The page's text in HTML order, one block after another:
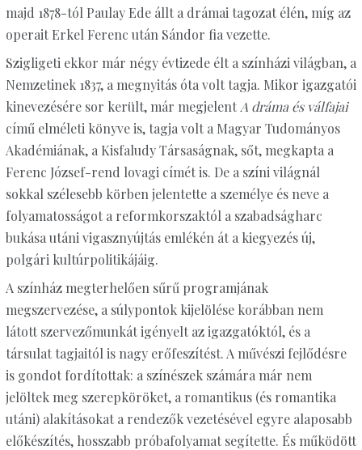
majd 1878-tól Paulay Ede állt a drámai tagozat élén, míg az
operait Erkel Ferenc után Sándor fia vezette.
Szigligeti ekkor már négy évtizede élt a színházi világban, a
Nemzetinek 1837, a megnyitás óta volt tagja. Mikor igazgatói
kinevezésére sor került, már megjelent A dráma és válfajai
című elméleti könyve is, tagja volt a Magyar Tudományos
Akadémiának, a Kisfaludy Társaságnak, sőt, megkapta a
Ferenc József-rend lovagi címét is. De a színi világnál
sokkal szélesebb körben jelentette a személye és neve a
folyamatosságot a reformkorszaktól a szabadságharc
bukása utáni vigasznyújtás emlékén át a kiegyezés új,
polgári kultúrpolitikájáig.
A színház megterhelően sűrű programjának
megszervezése, a súlypontok kijelölése korábban nem
látott szervezőmunkát igényelt az igazgatóktól, és a
társulat tagjaitól is nagy erőfeszítést. A művészi fejlődésre
is gondot fordítottak: a színészek számára már nem
jelöltek meg szerepköröket, a romantikus (és romantika
utáni) alakításokat a rendezők vezetésével egyre alaposabb
előkészítés, hosszabb próbafolyamat segítette. És működött